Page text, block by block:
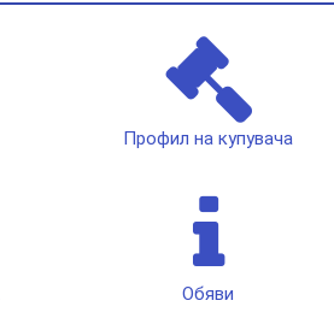
Профил на купувача
Обяви